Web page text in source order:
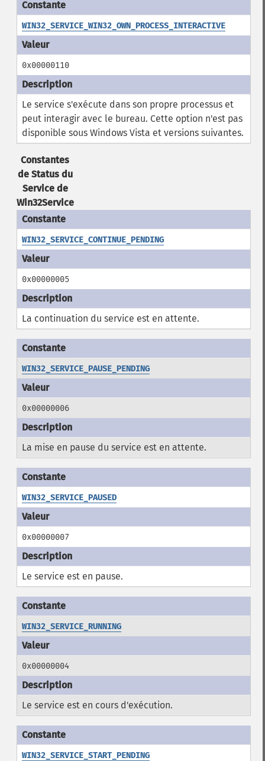
WIN32_SERVICE_WIN32_OWN_PROCESS_INTERACTIVE
0x00000110
Le service s'exécute dans son propre processus et
peut interagir avec le bureau. Cette option n'est pas
disponible sous Windows Vista et versions suivantes.
Constantes
de Status du
Service de
Win32Service
WIN32_SERVICE_CONTINUE_PENDING
0x00000005
La continuation du service est en attente.
WIN32_SERVICE_PAUSE_PENDING
0x00000006
La mise en pause du service est en attente.
WIN32_SERVICE_PAUSED
0x00000007
Le service est en pause.
WIN32_SERVICE_RUNNING
0x00000004
Le service est en cours d'exécution.
WIN32_SERVICE_START_PENDING